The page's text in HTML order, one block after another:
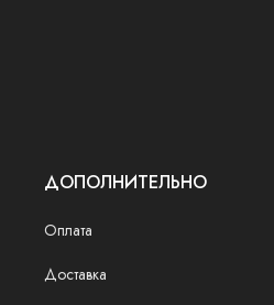
ДОПОЛНИТЕЛЬНО
Оплата
Доставка